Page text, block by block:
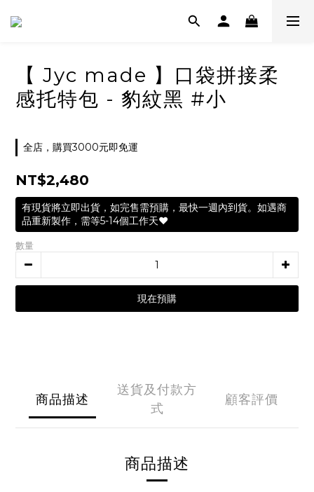
【 Jyc made 】口袋拼接柔
感托特包 - 豹紋黑 #小
全店，購買3000元即免運
NT$2,480
有現貨將立即出貨，如完售需預購，最快一週內到貨。如遇商
品重新製作，需等5-14個工作天❤️
數量
現在預購
商品描述
送貨及付款方
式
顧客評價
商品描述